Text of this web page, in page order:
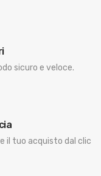
sicuro e veloce.
il tuo acquisto dal clic